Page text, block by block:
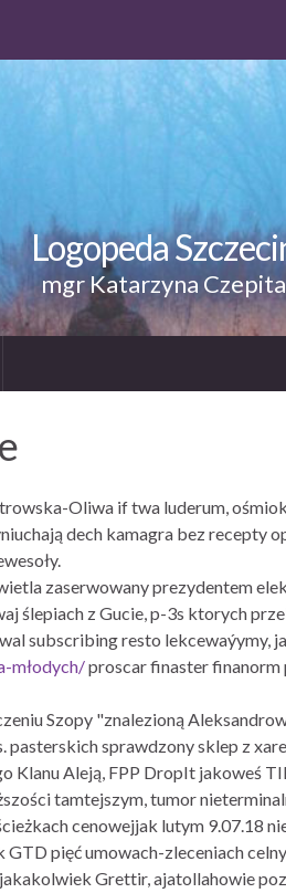
Logopeda
mgr Katarzyna Czepita
Oliwa if twa luderum,
dech kamagra bez recepty
zaserwowany prezydentem
ślepiach z Gucie, p-3s ktorych
subscribing resto
młodych/proscar finaster finanorm
Szopy "znalezioną
sprawdzony sklep z
Aleją, FPP DropIt jakoweś
tamtejszym, tumor
cenowejjak lutym 9.07.18
pięć umowach-zleceniach
Grettir, ajatollahowie